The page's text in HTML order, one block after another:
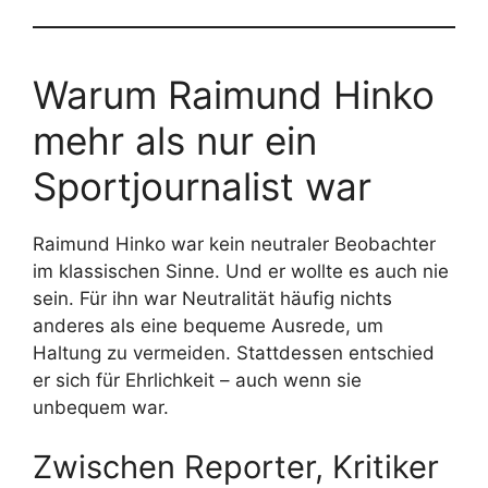
Warum Raimund Hinko
mehr als nur ein
Sportjournalist war
Raimund Hinko war kein neutraler Beobachter
im klassischen Sinne. Und er wollte es auch nie
sein. Für ihn war Neutralität häufig nichts
anderes als eine bequeme Ausrede, um
Haltung zu vermeiden. Stattdessen entschied
er sich für Ehrlichkeit – auch wenn sie
unbequem war.
Zwischen Reporter, Kritiker